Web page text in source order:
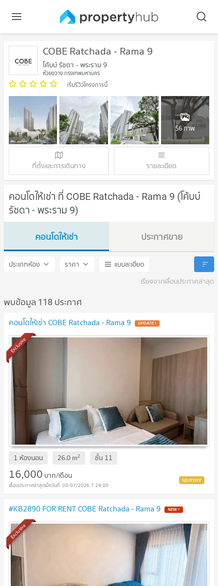
COBE Ratchada - Rama 9
โค้บบ์ รัชดา - พระราม 9
ห้วยขวาง กรุงเทพมหานคร
เริ่มรีวิวโครงการนี้
56 ภาพ
ที่ตั้งและการเดินทาง รายละเอียด
คอนโดให้เช่า ที่ COBE Ratchada - Rama 9 (โค้บบ์
รัชดา - พระราม 9)
คอนโดให้เช่า
COBE Ratchada - Rama 9
ประกาศขาย
COBE Ratchada - Rama 9
ประเภทห้อง ราคา
แบบละเอียด
เรียงจากเลื่อนประกาศล่าสุด
พบข้อมูล 118 ประกาศ
คอนโดให้เช่า COBE Ratchada - Rama 9
Exclusive
1 ห้องนอน 26.0m2 ชั้น 11
16,000 บาท/เดือน
09/07/2026 7:29:00
#KB2890 FOR RENT COBE Ratchada - Rama 9
Exclusive